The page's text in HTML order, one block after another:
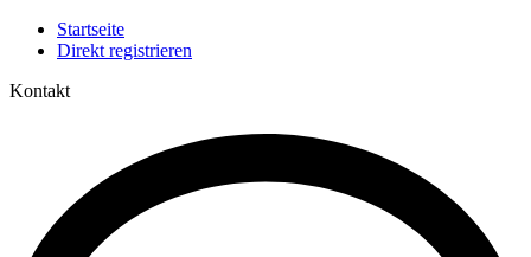
Startseite
Direkt registrieren
Kontakt